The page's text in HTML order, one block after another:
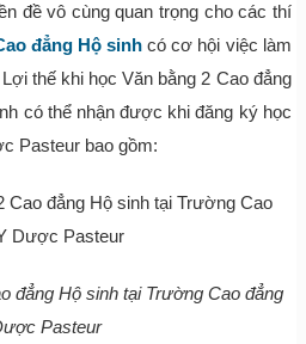
đề vô cùng quan trọng cho các thí
đẳng Hộ sinh có cơ hội việc làm
thế khi học Văn bằng 2 Cao đẳng
có thể nhận được khi đăng ký học
Pasteur bao gồm:
đẳng Hộ sinh tại Trường Cao đẳng
Pasteur